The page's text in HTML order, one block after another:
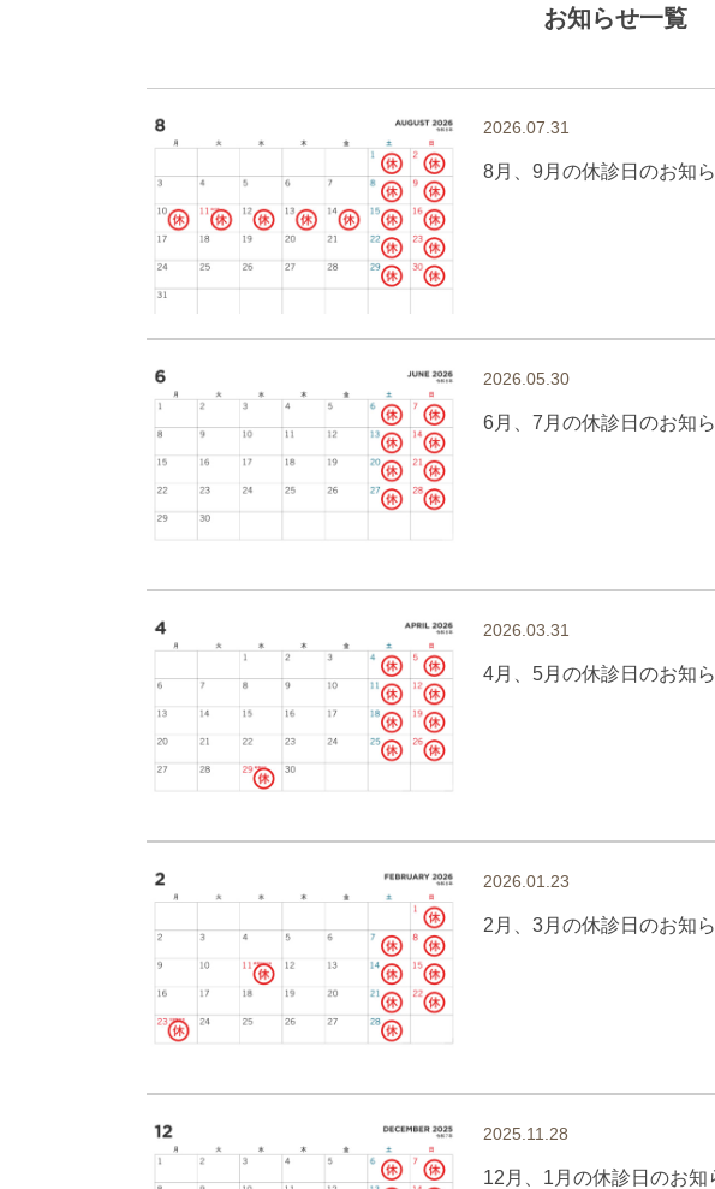
お知らせ一覧
2026.07.31
8月、9月の休診日のお知
2026.05.30
6月、7月の休診日のお知
2026.03.31
4月、5月の休診日のお知
2026.01.23
2月、3月の休診日のお知
2025.11.28
12月、1月の休診日のお知